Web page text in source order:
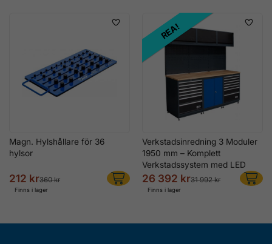
Magn. Hylshållare för 36
hylsor
212 kr360 kr
Finns i lager
REA!
Verkstadsinredning 3 Moduler
1950 mm – Komplett
Verkstadssystem med LED
26 392 kr31 992 kr
Finns i lager